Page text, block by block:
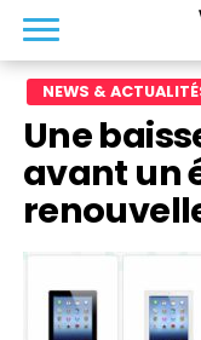
NEWS &
Une
avant un